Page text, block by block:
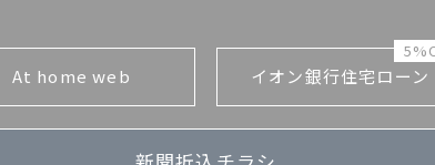
At home web イオン銀行住宅ローン